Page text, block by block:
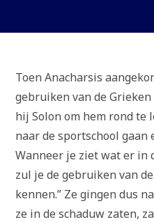
Toen Anacharsis
gebruiken van de
hij Solon om hem rond te
naar de sportschool gaan
Wanneer je ziet wat er in
zul je de gebruiken van
kennen.” Ze gingen dus
ze in de schaduw zaten,